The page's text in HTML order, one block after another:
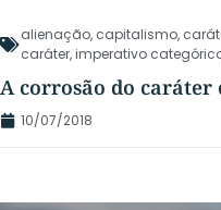
alienação, capitalismo,
caráter,imperativo
A corrosão do caráter
10/07/2018